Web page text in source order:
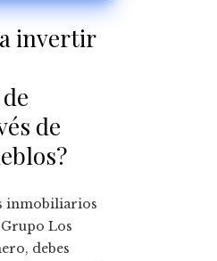
panameño
invertir
de
inmobiliarios
Los
debes